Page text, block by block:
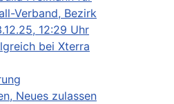
Verband, Bezirk
12:29 Uhr
bei Xterra
Neues zulassen